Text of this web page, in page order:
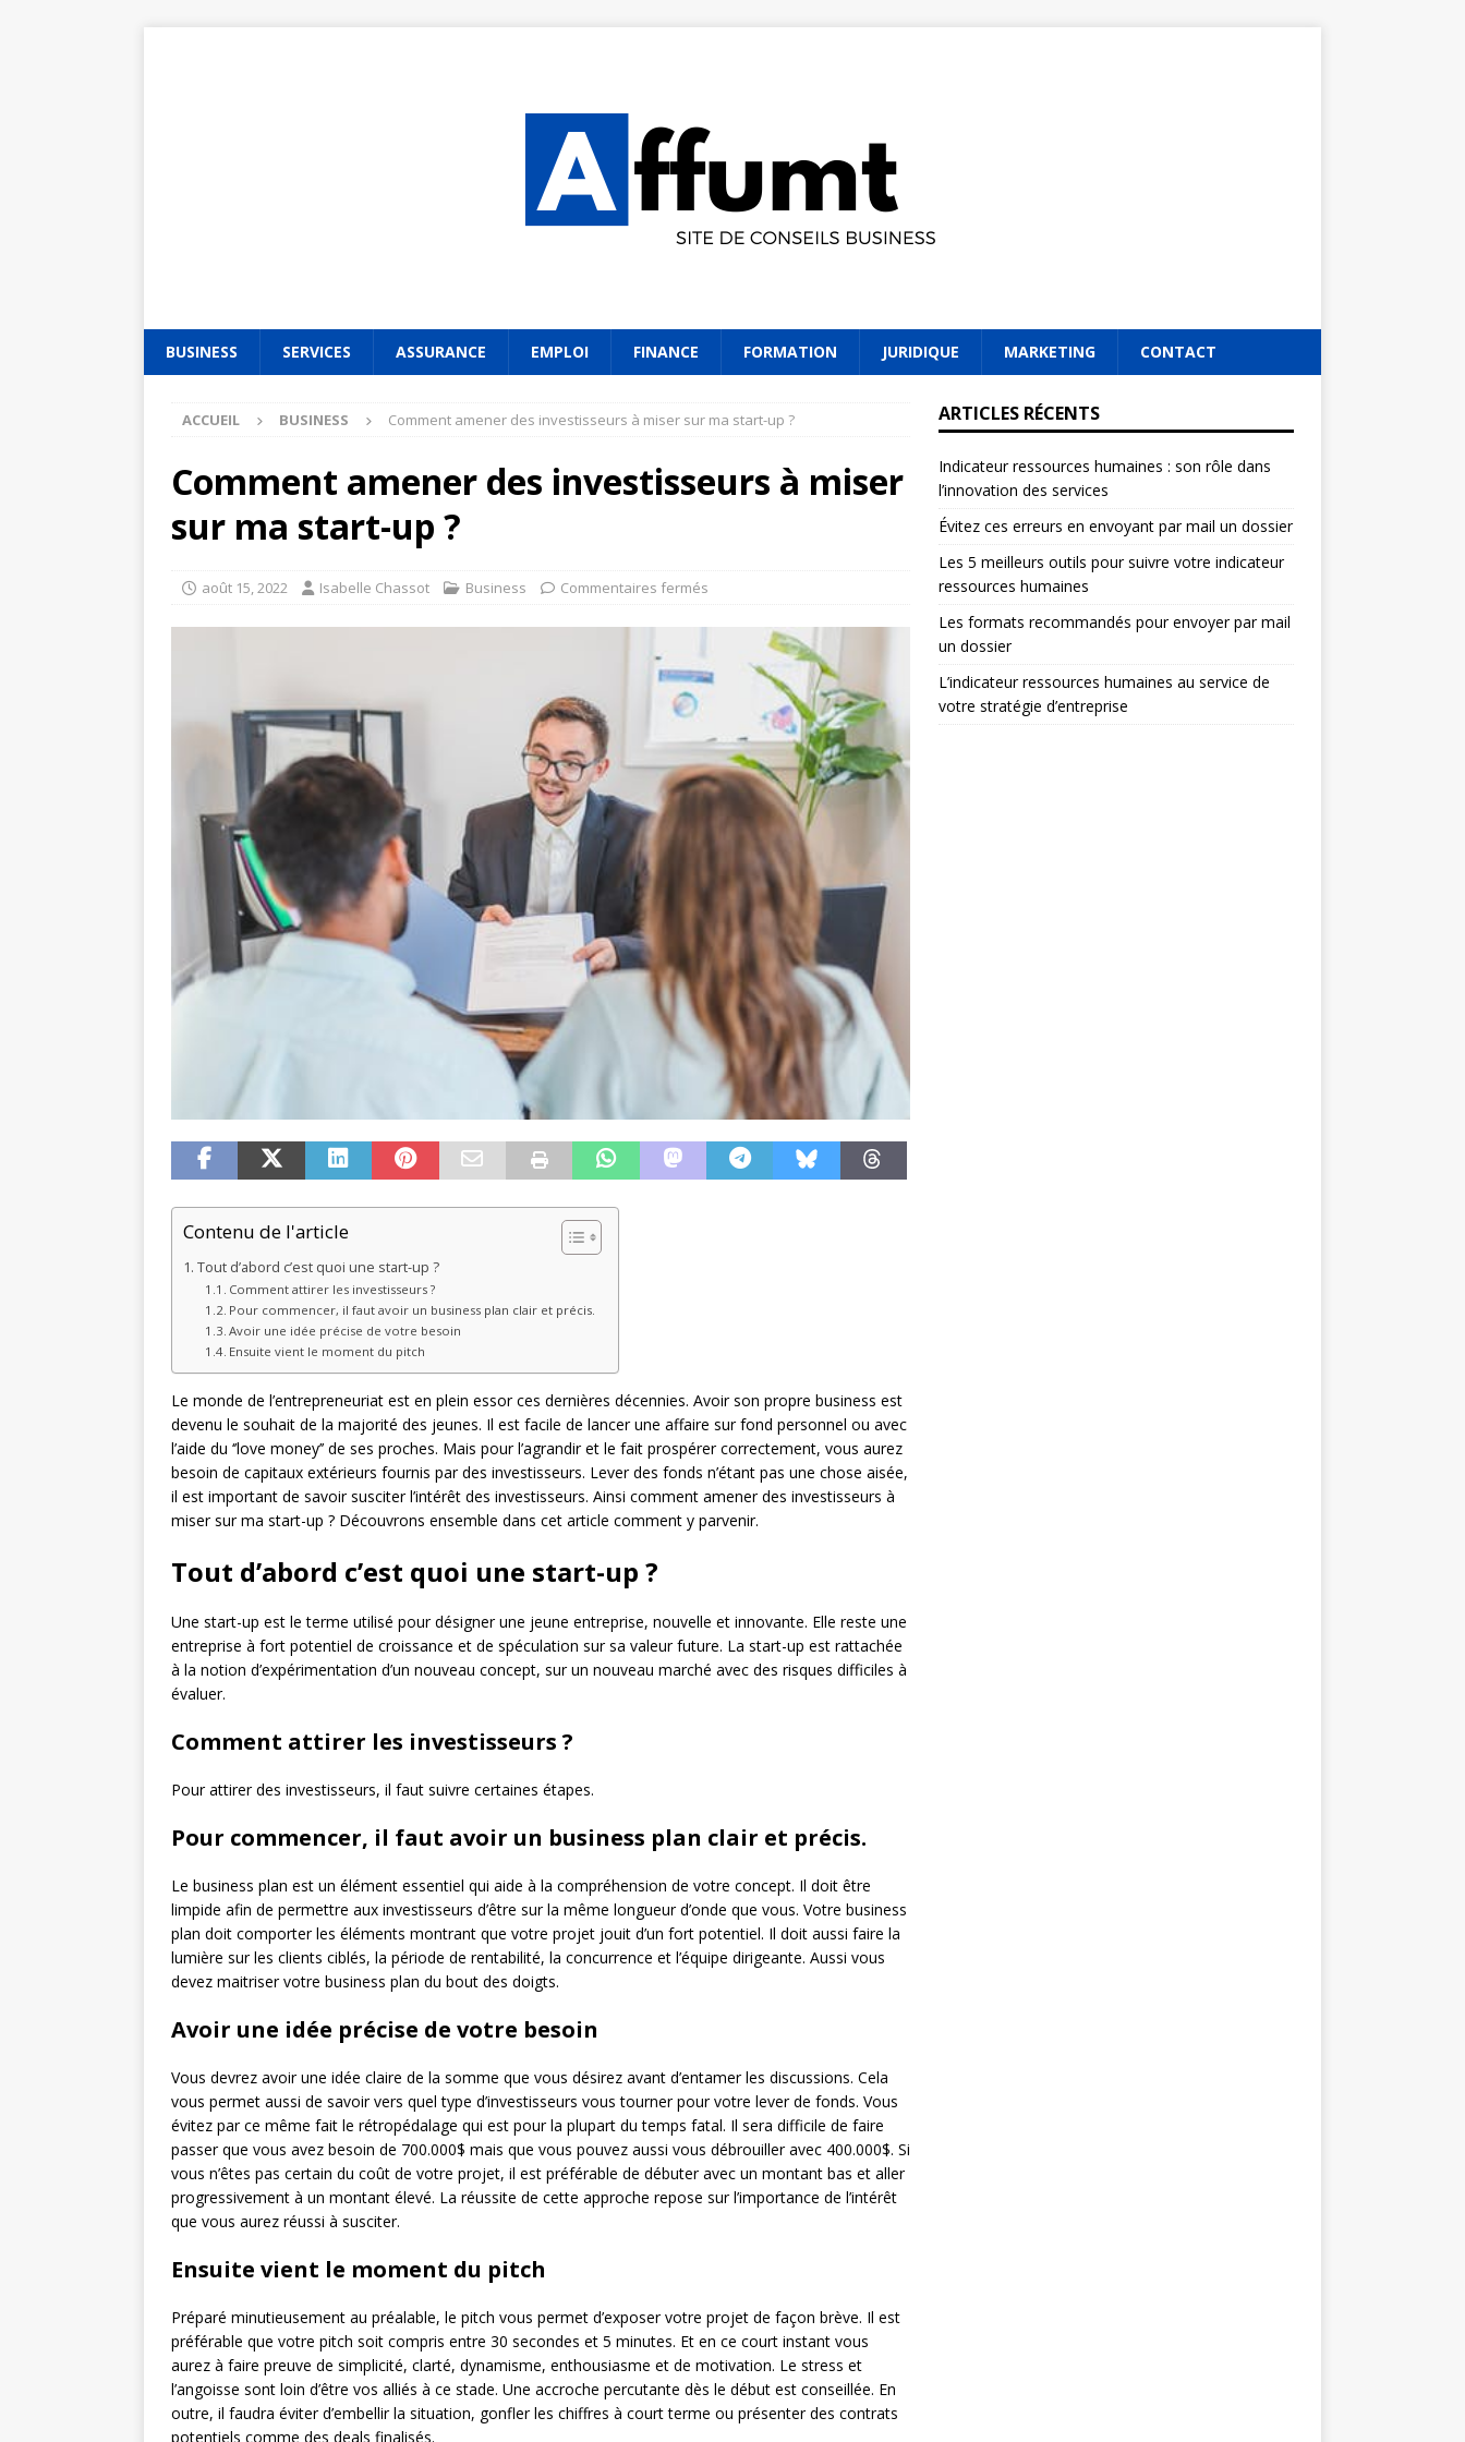
BUSINESS SERVICES ASSURANCE EMPLOI FINANCE FORMATION JURIDIQUE MARKETING CONTACT
ACCUEIL BUSINESS Comment amener des investisseurs à miser sur ma start-up ?
Comment amener des investisseurs à miser
sur ma start-up ?
août 15, 2022 Isabelle Chassot Business Commentaires fermés
Contenu de l'article
Tout d’abord c’est quoi une start-up ?
Comment attirer les investisseurs ?
Pour commencer, il faut avoir un business plan clair et précis.
Avoir une idée précise de votre besoin
Ensuite vient le moment du pitch
Le monde de l’entrepreneuriat est en plein essor ces dernières décennies. Avoir son propre business est
devenu le souhait de la majorité des jeunes. Il est facile de lancer une affaire sur fond personnel ou avec
l’aide du ‘’love money’’ de ses proches. Mais pour l’agrandir et le fait prospérer correctement, vous aurez
besoin de capitaux extérieurs fournis par des investisseurs. Lever des fonds n’étant pas une chose aisée,
il est important de savoir susciter l’intérêt des investisseurs. Ainsi comment amener des investisseurs à
miser sur ma start-up ? Découvrons ensemble dans cet article comment y parvenir.
Tout d’abord c’est quoi une start-up ?
Une start-up est le terme utilisé pour désigner une jeune entreprise, nouvelle et innovante. Elle reste une
entreprise à fort potentiel de croissance et de spéculation sur sa valeur future. La start-up est rattachée
à la notion d’expérimentation d’un nouveau concept, sur un nouveau marché avec des risques difficiles à
évaluer.
Comment attirer les investisseurs ?
Pour attirer des investisseurs, il faut suivre certaines étapes.
Pour commencer, il faut avoir un business plan clair et précis.
Le business plan est un élément essentiel qui aide à la compréhension de votre concept. Il doit être
limpide afin de permettre aux investisseurs d’être sur la même longueur d’onde que vous. Votre business
plan doit comporter les éléments montrant que votre projet jouit d’un fort potentiel. Il doit aussi faire la
lumière sur les clients ciblés, la période de rentabilité, la concurrence et l’équipe dirigeante. Aussi vous
devez maitriser votre business plan du bout des doigts.
Avoir une idée précise de votre besoin
Vous devrez avoir une idée claire de la somme que vous désirez avant d’entamer les discussions. Cela
vous permet aussi de savoir vers quel type d’investisseurs vous tourner pour votre lever de fonds. Vous
évitez par ce même fait le rétropédalage qui est pour la plupart du temps fatal. Il sera difficile de faire
passer que vous avez besoin de 700.000$ mais que vous pouvez aussi vous débrouiller avec 400.000$. Si
vous n’êtes pas certain du coût de votre projet, il est préférable de débuter avec un montant bas et aller
progressivement à un montant élevé. La réussite de cette approche repose sur l’importance de l’intérêt
que vous aurez réussi à susciter.
Ensuite vient le moment du pitch
Préparé minutieusement au préalable, le pitch vous permet d’exposer votre projet de façon brève. Il est
préférable que votre pitch soit compris entre 30 secondes et 5 minutes. Et en ce court instant vous
aurez à faire preuve de simplicité, clarté, dynamisme, enthousiasme et de motivation. Le stress et
l’angoisse sont loin d’être vos alliés à ce stade. Une accroche percutante dès le début est conseillée. En
outre, il faudra éviter d’embellir la situation, gonfler les chiffres à court terme ou présenter des contrats
potentiels comme des deals finalisés.
ARTICLES RÉCENTS
Indicateur ressources humaines : son rôle dans
l’innovation des services
Évitez ces erreurs en envoyant par mail un dossier
Les 5 meilleurs outils pour suivre votre indicateur
ressources humaines
Les formats recommandés pour envoyer par mail
un dossier
L’indicateur ressources humaines au service de
votre stratégie d’entreprise